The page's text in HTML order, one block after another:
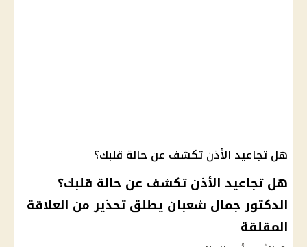
هل تجاعيد الأذن تكشف عن حالة قلبك؟
هل تجاعيد الأذن تكشف عن حالة قلبك؟
الدكتور جمال شعبان يطلق تحذير من العلاقة
المقلقة